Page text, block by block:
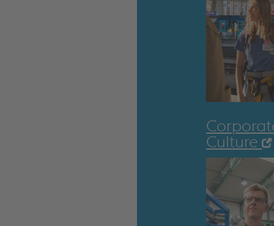
Culture